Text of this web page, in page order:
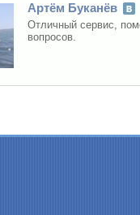
Артём Буканёв
Отличный сервис,
вопросов.